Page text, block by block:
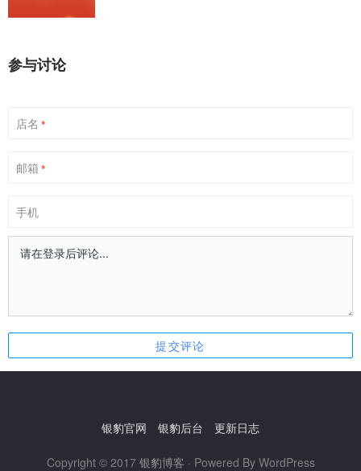
参与讨论
店名 *
邮箱 *
手机
银豹官网 银豹后台 更新日志
Copyright © 2017 银豹博客 · Powered By WordPress